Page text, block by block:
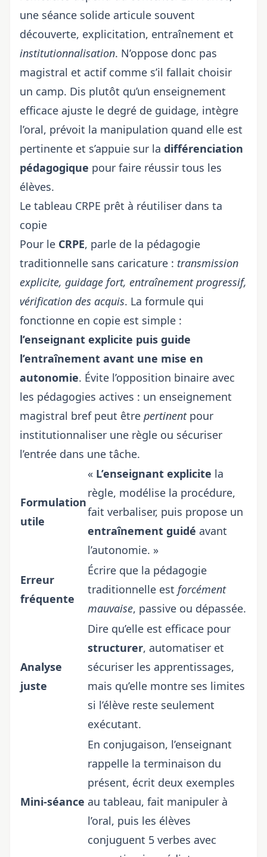
une séance solide articule souvent
découverte, explicitation, entraînement et
institutionnalisation. N’oppose donc pas
magistral et actif comme s’il fallait choisir
un camp. Dis plutôt qu’un enseignement
efficace ajuste le degré de guidage, intègre
l’oral, prévoit la manipulation quand elle est
pertinente et s’appuie sur la différenciation
pédagogique pour faire réussir tous les
élèves.
Le tableau CRPE prêt à réutiliser dans ta
copie
Pour le CRPE, parle de la pédagogie
traditionnelle sans caricature : transmission
explicite, guidage fort, entraînement progressif,
vérification des acquis. La formule qui
fonctionne en copie est simple :
l’enseignant explicite puis guide
l’entraînement avant une mise en
autonomie. Évite l’opposition binaire avec
les pédagogies actives : un enseignement
magistral bref peut être pertinentpour
institutionnaliser une règle ou sécuriser
l’entrée dans une tâche.
Formulation
utile
« L’enseignant explicite la
règle, modélise la procédure,
fait verbaliser, puis propose un
entraînement guidé avant
l’autonomie. »
Erreur
fréquente
Écrire que la pédagogie
traditionnelle est forcément
mauvaise, passive ou dépassée.
Analyse
juste
Dire qu’elle est efficace pour
structurer, automatiser et
sécuriser les apprentissages,
mais qu’elle montre ses limites
si l’élève reste seulement
exécutant.
Mini-séance
En conjugaison, l’enseignant
rappelle la terminaison du
présent, écrit deux exemples
au tableau, fait manipuler à
l’oral, puis les élèves
conjuguent 5 verbes avec